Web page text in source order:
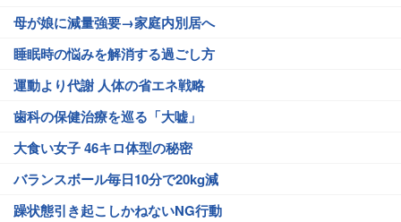
母が娘に減量強要→家庭内別居へ
睡眠時の悩みを解消する過ごし方
運動より代謝 人体の省エネ戦略
歯科の保健治療を巡る「大嘘」
大食い女子 46キロ体型の秘密
バランスボール毎日10分で20kg減
躁状態引き起こしかねないNG行動